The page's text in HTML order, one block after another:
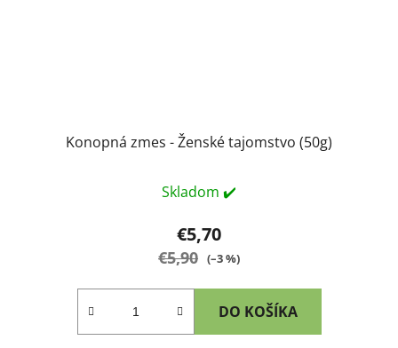
Konopná zmes - Ženské tajomstvo (50g)
Skladom ✔️
€5,70
€5,90 (–3 %)
DO KOŠÍKA